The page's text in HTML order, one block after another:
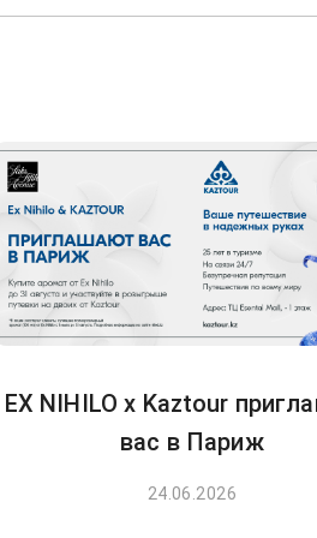
EX NIHILO x Kaztour
вас в Париж
24.06.2026